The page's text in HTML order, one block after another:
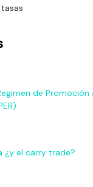
tasas
de Promoción
¿y el carry trade?